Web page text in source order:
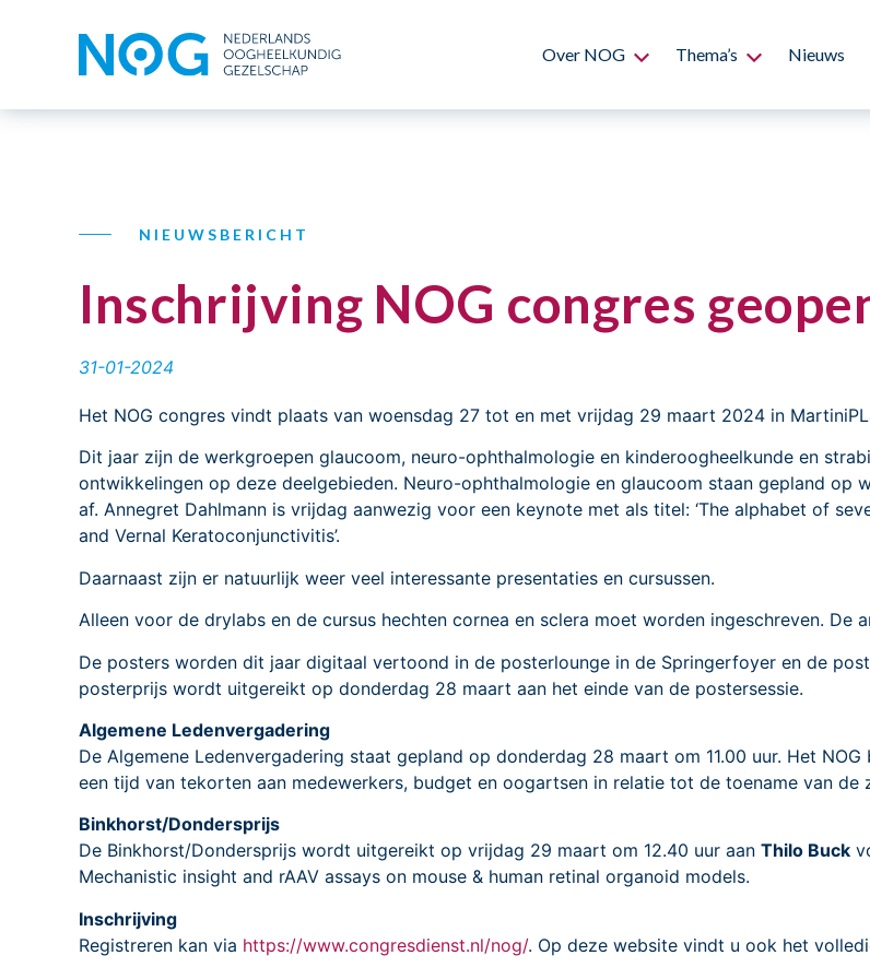
Over NOG Thema’s Nieuws
NIEUWSBERICHT
Inschrijving NOG congres
31-01-2024
Het NOG congres vindt plaats van woensdag 27 tot en met vrijdag 29 maart 2024 in
Dit jaar zijn de werkgroepen glaucoom, neuro-ophthalmologie en kinderoogheelkunde en
ontwikkelingen op deze deelgebieden. Neuro-ophthalmologie en glaucoom staan gepland op
af. Annegret Dahlmann is vrijdag aanwezig voor een keynote met als titel: ‘The alphabet of
and Vernal Keratoconjunctivitis’.
Daarnaast zijn er natuurlijk weer veel interessante presentaties en cursussen.
Alleen voor de drylabs en de cursus hechten cornea en sclera moet worden ingeschreven. De
De posters worden dit jaar digitaal vertoond in de posterlounge in de Springerfoyer en de
posterprijs wordt uitgereikt op donderdag 28 maart aan het einde van de postersessie.
Algemene Ledenvergadering
De Algemene Ledenvergadering staat gepland op donderdag 28 maart om 11.00 uur. Het
een tijd van tekorten aan medewerkers, budget en oogartsen in relatie tot de toename van de
Binkhorst/Dondersprijs
De Binkhorst/Dondersprijs wordt uitgereikt op vrijdag 29 maart om 12.40 uur aan Thilo Buck
Mechanistic insight and rAAV assays on mouse & human retinal organoid models.
Inschrijving
Registreren kan via https://www.congresdienst.nl/nog/. Op deze website vindt u ook het